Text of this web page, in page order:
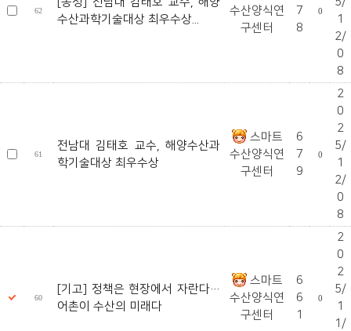
62
수산과학기술대상 최우수상...
수산양식연
구센터
7
8
0
1
2/
0
8
61
전남대 김태호 교수, 해양수산과
학기술대상 최우수상
스마트
수산양식연
구센터
6
7
9
0
2
0
2
5/
1
2/
0
8
60
[기고] 정책은 현장에서 자란다…
어촌이 수산의 미래다
스마트
수산양식연
구센터
6
6
1
0
2
0
2
5/
1
1/